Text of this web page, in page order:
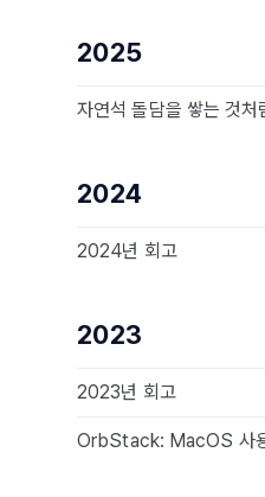
2025
자연석 돌담을 쌓는 것처
2024
2024년 회고
2023
2023년 회고
OrbStack: MacOS 사